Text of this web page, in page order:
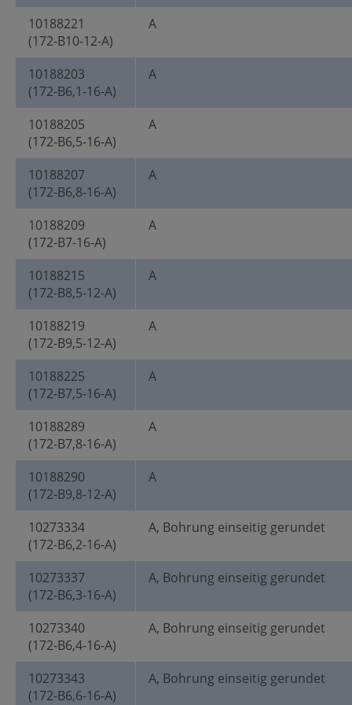
10188221
(172-B10-12-A)
A
10188203
(172-B6,1-16-A)
A
10188205
(172-B6,5-16-A)
A
10188207
(172-B6,8-16-A)
A
10188209
(172-B7-16-A)
A
10188215
(172-B8,5-12-A)
A
10188219
(172-B9,5-12-A)
A
10188225
(172-B7,5-16-A)
A
10188289
(172-B7,8-16-A)
A
10188290
(172-B9,8-12-A)
A
10273334
(172-B6,2-16-A)
A, Bohrung einseitig gerundet
10273337
(172-B6,3-16-A)
A, Bohrung einseitig gerundet
10273340
(172-B6,4-16-A)
A, Bohrung einseitig gerundet
10273343
(172-B6,6-16-A)
A, Bohrung einseitig gerundet